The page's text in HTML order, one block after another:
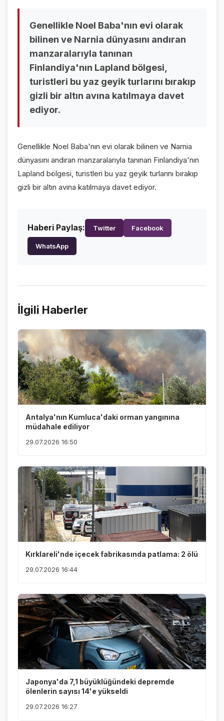
GALERİLER
VİDEO GALERİ
KURUMSAL
HAKKIMIZDA
KÜNYE
İLETİŞİM
Genellikle Noel Baba'nın evi olarak
bilinen ve Narnia dünyasını andıran
manzaralarıyla tanınan
Finlandiya'nın Lapland bölgesi,
turistleri bu yaz geyik turlarını bırakıp
gizli bir altın avına katılmaya davet
ediyor.
Genellikle Noel Baba'nın evi olarak bilinen ve Narnia
dünyasını andıran manzaralarıyla tanınan Finlandiya'nın
Lapland bölgesi, turistleri bu yaz geyik turlarını bırakıp
gizli bir altın avına katılmaya davet ediyor.
Haberi Paylaş: Twitter Facebook
WhatsApp
İlgili Haberler
Antalya'nın Kumluca'daki orman yangınına
müdahale ediliyor
29.07.2026 16:50
Kırklareli'nde içecek fabrikasında patlama: 2 ölü
29.07.2026 16:44
Japonya'da 7,1 büyüklüğündeki depremde
ölenlerin sayısı 14'e yükseldi
29.07.2026 16:27